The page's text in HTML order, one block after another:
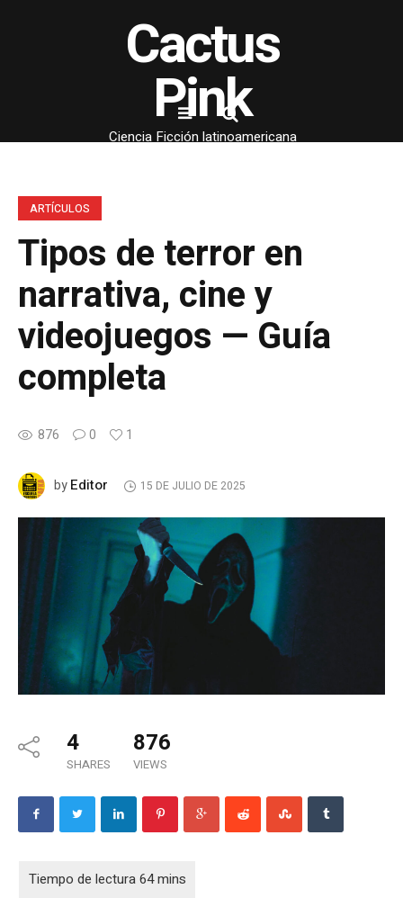
Cactus
Pink
Ciencia Ficción latinoamericana
ARTÍCULOS
Tipos de terror en
narrativa, cine y
videojuegos — Guía
completa
876 0 1
byEditor 15 DE JULIO DE 2025
4
SHARES
876
VIEWS